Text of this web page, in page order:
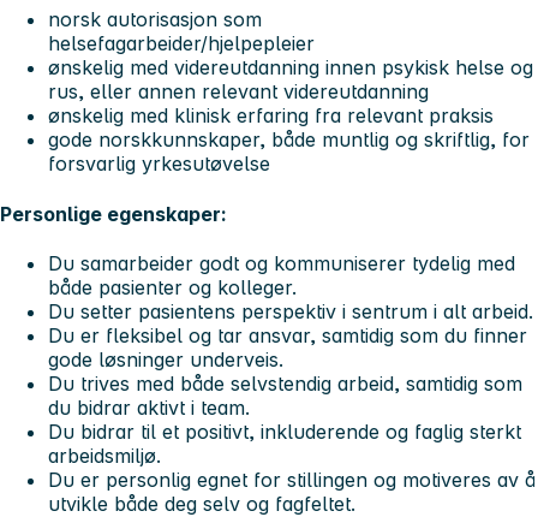
norsk autorisasjon som
helsefagarbeider/hjelpepleier
ønskelig med videreutdanning innen psykisk helse og
rus, eller annen relevant videreutdanning
ønskelig med klinisk erfaring fra relevant praksis
gode norskkunnskaper, både muntlig og skriftlig, for
forsvarlig yrkesutøvelse
Personlige egenskaper:
Du samarbeider godt og kommuniserer tydelig med
både pasienter og kolleger.
Du setter pasientens perspektiv i sentrum i alt arbeid.
Du er fleksibel og tar ansvar, samtidig som du finner
gode løsninger underveis.
Du trives med både selvstendig arbeid, samtidig som
du bidrar aktivt i team.
Du bidrar til et positivt, inkluderende og faglig sterkt
arbeidsmiljø.
Du er personlig egnet for stillingen og motiveres av å
utvikle både deg selv og fagfeltet.